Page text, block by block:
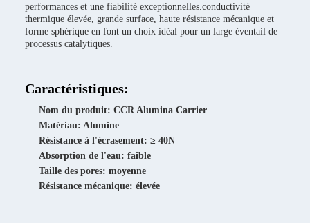
performances et une fiabilité exceptionnelles.conductivité
thermique élevée, grande surface, haute résistance mécanique et
forme sphérique en font un choix idéal pour un large éventail de
processus catalytiques.
Caractéristiques:
Nom du produit: CCR Alumina Carrier
Matériau: Alumine
Résistance à l'écrasement: ≥ 40N
Absorption de l'eau: faible
Taille des pores: moyenne
Résistance mécanique: élevée